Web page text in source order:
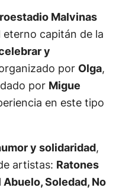
Malvinas
capitán de la
y
por Olga,
por Migue
en este tipo
y solidaridad,
artistas: Ratones
Soledad, No